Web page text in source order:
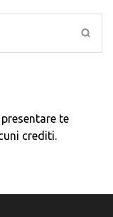
te
crediti.